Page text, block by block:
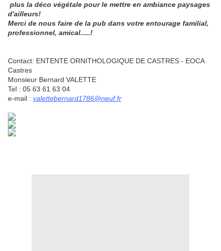
plus la déco végétale pour le mettre en ambiance paysages
d'ailleurs!
Merci de nous faire de la pub dans votre entourage familial,
professionnel, amical.....!
Contact: ENTENTE ORNITHOLOGIQUE DE CASTRES - EOCA
Castres
Monsieur Bernard VALETTE
Tel : 05 63 61 63 04
e-mail : valettebernard1786@neuf.fr